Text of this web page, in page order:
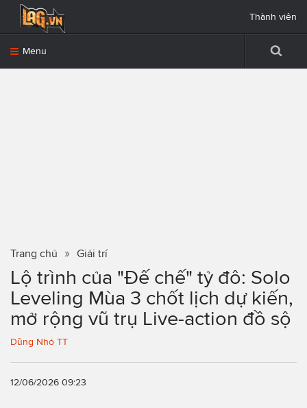
Menu
Thành viên
Trang chủ Giải trí
Lộ trình của "Đế chế" tỷ đô: Solo
Leveling Mùa 3 chốt lịch dự kiến,
mở rộng vũ trụ Live-action đồ sộ
Dũng Nhỏ TT
12/06/2026 09:23